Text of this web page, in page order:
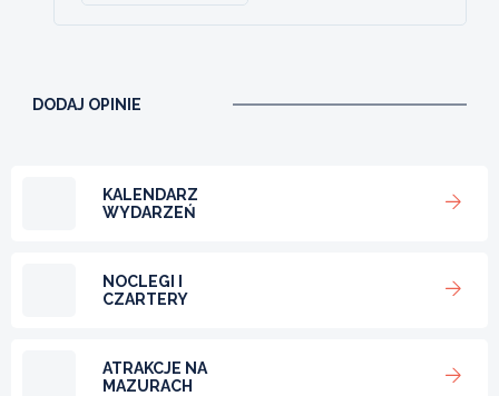
DODAJ OPINIE
KALENDARZ
WYDARZEŃ
NOCLEGI I
CZARTERY
ATRAKCJE NA
MAZURACH